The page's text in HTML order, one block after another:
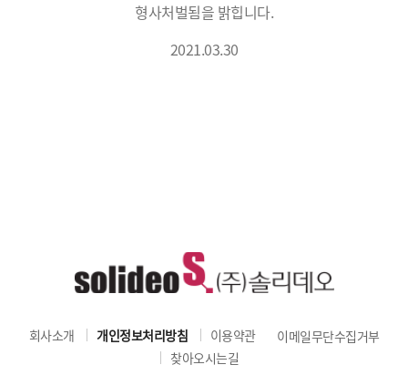
형사처벌됨을 밝힙니다.
2021.03.30
회사소개 개인정보처리방침 이용약관
이메일무단수집거부
찾아오시는길